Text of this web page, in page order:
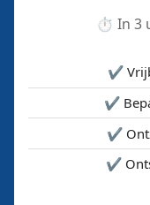
⏱️ In 3
✔️
✔️
✔️
✔️